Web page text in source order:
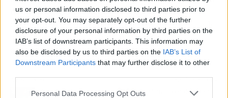
us or personal information disclosed to third parties prior to
your opt-out. You may separately opt-out of the further
disclosure of your personal information by third parties on the
IAB’s list of downstream participants. This information may
also be disclosed by us to third parties on the IAB’s List of
Downstream Participants that may further disclose it to other
Personal Data Processing Opt Outs
de la mala. Son felices". "Fidel es un tío
divertidísimo, muy listo, cada vez que he estado
con ellos solo puedo hablar maravillas",
asegura.
Artículo anterior
Sara Carbonero, mamá
Artículo siguiente
Marta López desmiente